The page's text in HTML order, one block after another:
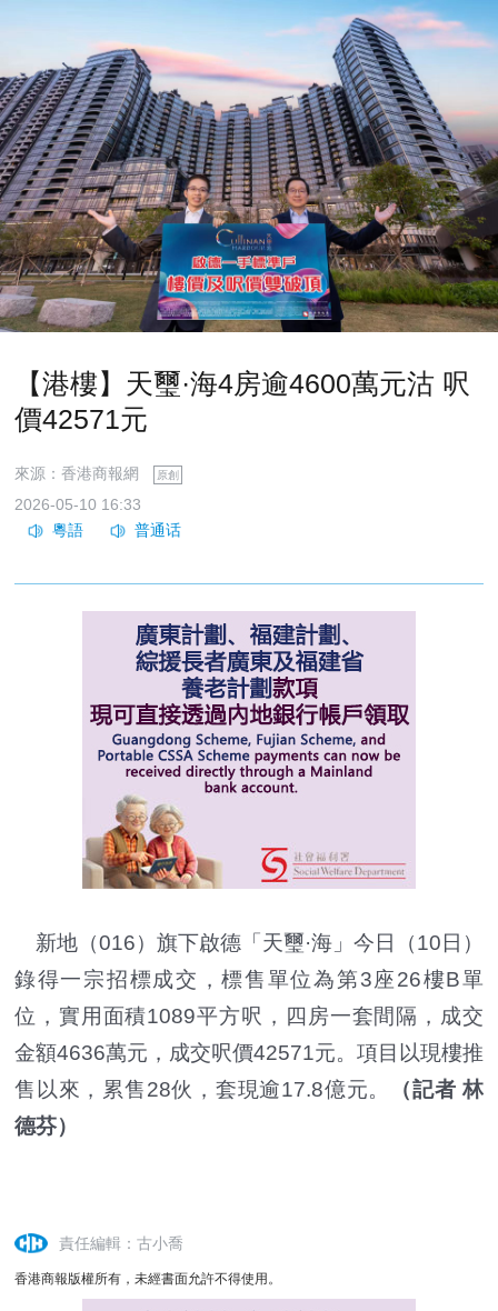
【港樓】天璽·海4房逾4600萬元沽 呎
價42571元
來源：香港商報網 原創
2026-05-10 16:33
新地（016）旗下啟德「天璽·海」今日（10日）
錄得一宗招標成交，標售單位為第3座26樓B單
位，實用面積1089平方呎，四房一套間隔，成交
金額4636萬元，成交呎價42571元。項目以現樓推
售以來，累售28伙，套現逾17.8億元。
（記者 林
德芬）
責任編輯：古小喬
香港商報版權所有，未經書面允許不得使用。